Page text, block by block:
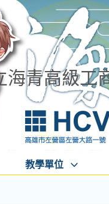
海青高級工
教學單位